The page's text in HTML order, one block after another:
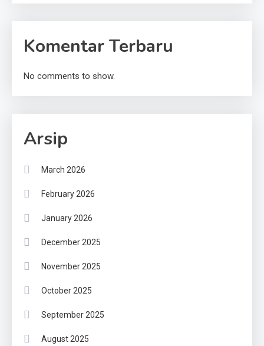
Komentar Terbaru
No comments to show.
Arsip
March 2026
February 2026
January 2026
December 2025
November 2025
October 2025
September 2025
August 2025